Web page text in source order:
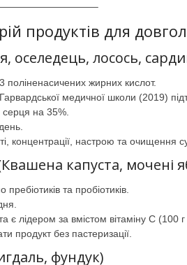
продуктів для
оселедець, лосось,
жирних кислот.
медичної школи (2019)
серця на 35%.
концентрації, настрою та очищення
капуста, мочені
та пробіотиків.
є лідером за вмістом вітаміну С
продукт без пастеризації.
фундук)